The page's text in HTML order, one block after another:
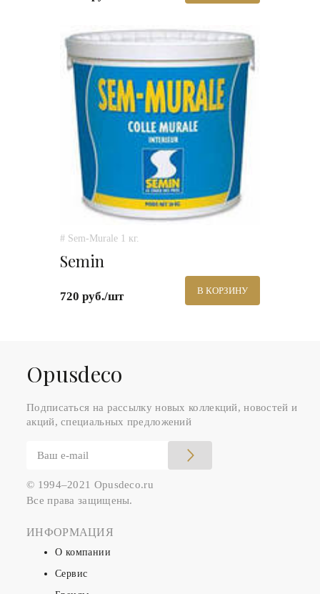
# Sem-Murale 1 кг.
Semin
720 руб./шт В КОРЗИНУ
Оpusdeco
Подписаться на рассылку новых коллекций, новостей и
акций, специальных предложений
© 1994–2021 Opusdeco.ru
Все права защищены.
ИНФОРМАЦИЯ
О компании
Сервис